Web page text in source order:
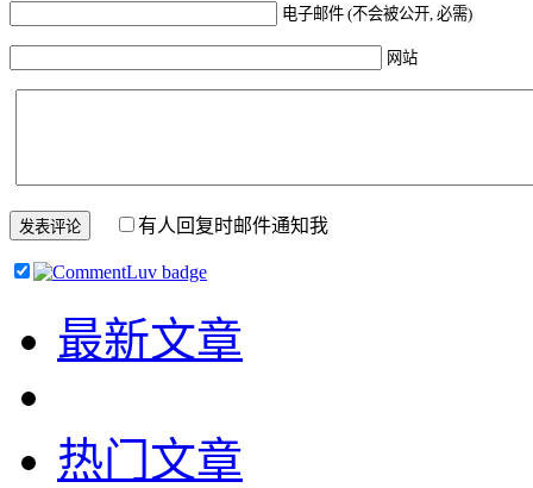
电子邮件 (不会被公开, 必需)
网站
有人回复时邮件通知我
最新文章
热门文章